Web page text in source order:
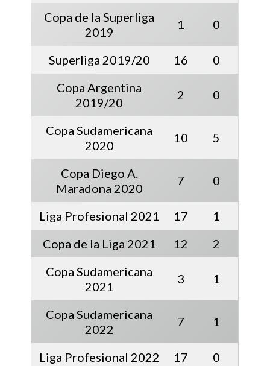
Copa de la Superliga
2019
1 0
Superliga 2019/20 16
0
Copa Argentina
2019/20
2 0
Copa Sudamericana
2020
10 5
Copa Diego A.
Maradona 2020
7 0
Liga Profesional 2021 17
1
Copa de la Liga 2021
12
2
Copa Sudamericana
2021
3 1
Copa Sudamericana
2022
7 1
Liga Profesional 2022 17
0